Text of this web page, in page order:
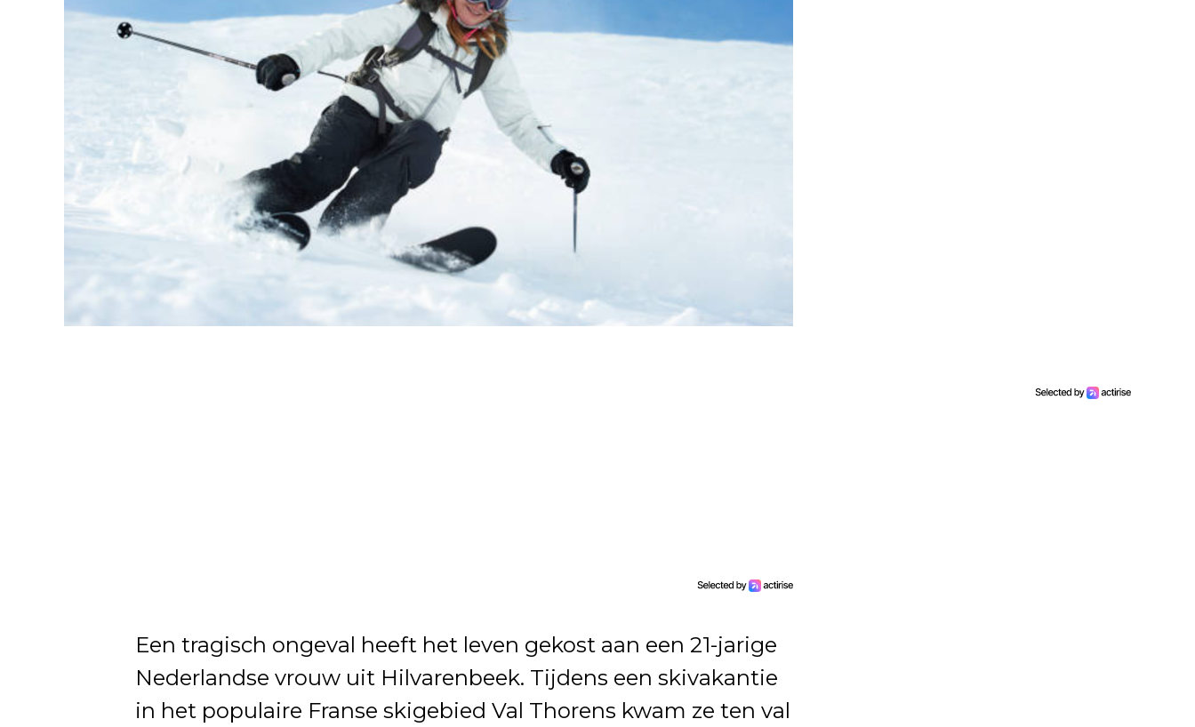
Een tragisch ongeval heeft het leven gekost aan een 21-jarige
Nederlandse vrouw uit Hilvarenbeek. Tijdens een skivakantie
in het populaire Franse skigebied Val Thorens kwam ze ten val